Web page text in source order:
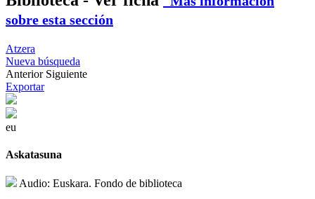
sobre esta sección
Atzera
Nueva búsqueda
Anterior Siguiente
Exportar
eu
Askatasuna
Audio: Euskara. Fondo de biblioteca